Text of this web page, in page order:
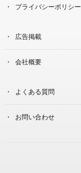
プライバシーポリシー
広告掲載
会社概要
よくある質問
お問い合わせ